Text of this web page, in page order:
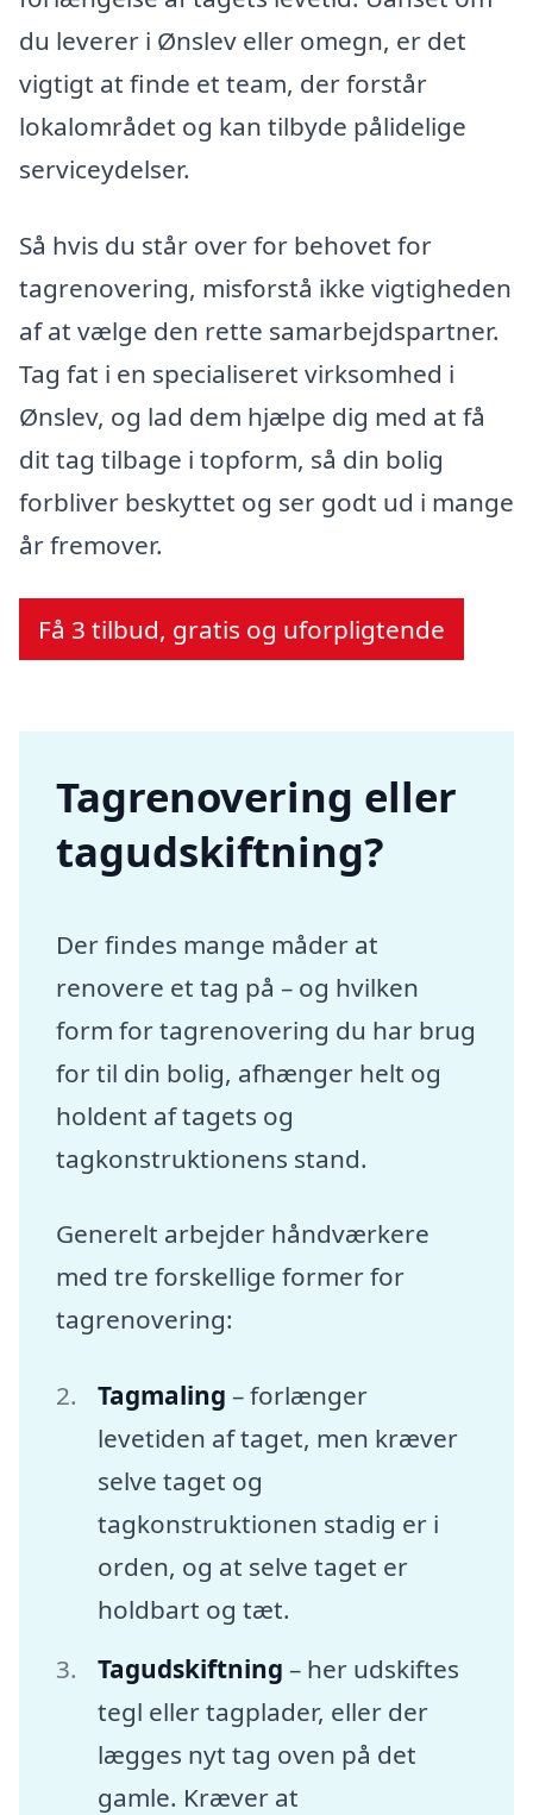
du leverer i Ønslev eller omegn, er det
vigtigt at finde et team, der forstår
lokalområdet og kan tilbyde pålidelige
serviceydelser.
Så hvis du står over for behovet for
tagrenovering, misforstå ikke vigtigheden
af at vælge den rette samarbejdspartner.
Tag fat i en specialiseret virksomhed i
Ønslev, og lad dem hjælpe dig med at få
dit tag tilbage i topform, så din bolig
forbliver beskyttet og ser godt ud i mange
år fremover.
Få 3 tilbud, gratis og uforpligtende
Tagrenovering eller
tagudskiftning?
Der findes mange måder at
renovere et tag på – og hvilken
form for tagrenovering du har brug
for til din bolig, afhænger helt og
holdent af tagets og
tagkonstruktionens stand.
Generelt arbejder håndværkere
med tre forskellige former for
tagrenovering:
Tagmaling – forlænger
levetiden af taget, men kræver
selve taget og
tagkonstruktionen stadig er i
orden, og at selve taget er
holdbart og tæt.
Tagudskiftning – her udskiftes
tegl eller tagplader, eller der
lægges nyt tag oven på det
gamle. Kræver at